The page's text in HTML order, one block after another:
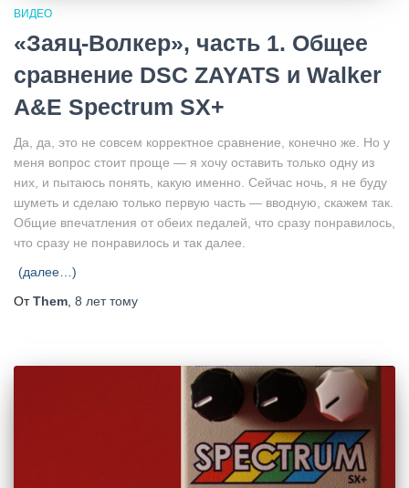
ВИДЕО
«Заяц-Волкер», часть 1. Общее
сравнение DSC ZAYATS и Walker
A&E Spectrum SX+
Да, да, это не совсем корректное сравнение, конечно же. Но у
меня вопрос стоит проще — я хочу оставить только одну из
них, и пытаюсь понять, какую именно. Сейчас ночь, я не буду
шуметь и сделаю только первую часть — вводную, скажем так.
Общие впечатления от обеих педалей, что сразу понравилось,
что сразу не понравилось и так далее.
(далее…)
ОтThem, 8 леттому